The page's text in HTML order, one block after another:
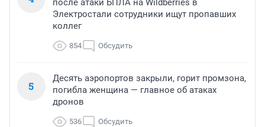
после атаки БПЛА на Wildberries в
Электростали сотрудники ищут пропавших
коллег
854 Обсудить
5
Десять аэропортов закрыли, горит промзона,
погибла женщина — главное об атаках
дронов
536 Обсудить